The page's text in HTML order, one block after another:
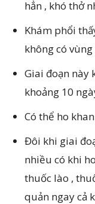
hẳn , khó thở
Khám phổi
không có vùng
Giai đoạn này
khoảng 10
Có thể ho
Đôi khi giai
nhiều có khi
thuốc lào ,
quản ngay cả